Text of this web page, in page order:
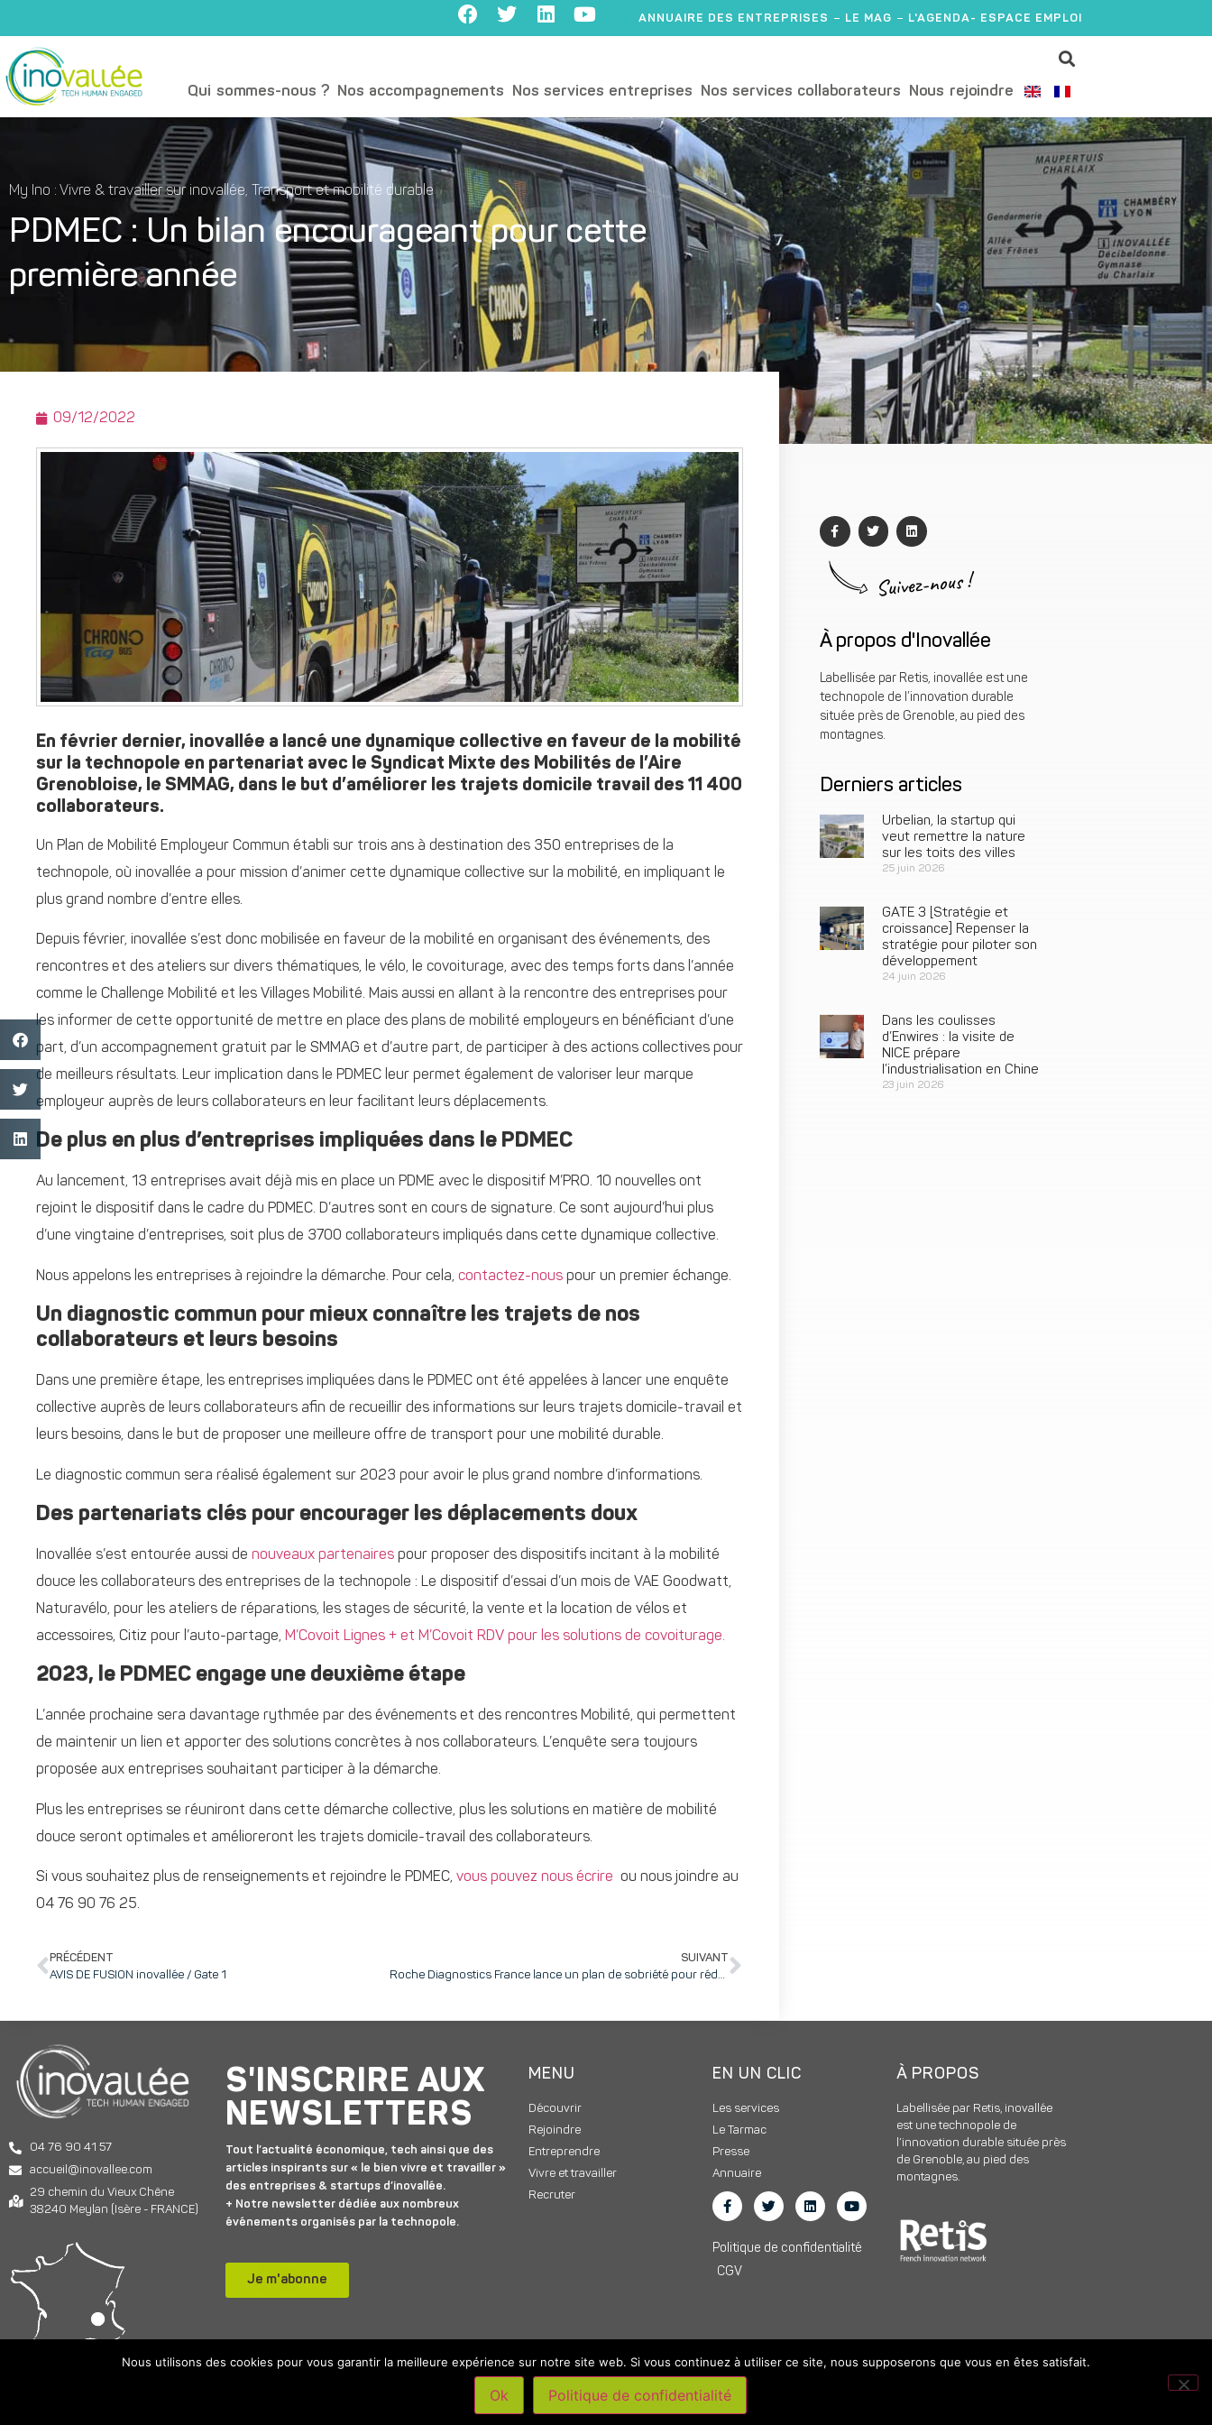
ANNUAIRE DES ENTREPRISES LE MAG L'AGENDA- ESPACE EMPLOI
Qui sommes-nous ? Nos accompagnements Nos services entreprises Nos services collaborateurs Nous rejoindre
My Ino : Vivre & travailler sur inovallée, Transport et mobilité durable
PDMEC : Un bilan encourageant pour cette
première année
09/12/2022
En février dernier, inovallée a lancé une dynamique collective en faveur de la mobilité
sur la technopole en partenariat avec le Syndicat Mixte des Mobilités de l’Aire
Grenobloise, le SMMAG, dans le but d’améliorer les trajets domicile travail des 11 400
collaborateurs.
Un Plan de Mobilité Employeur Commun établi sur trois ans à destination des 350 entreprises de la
technopole, où inovallée a pour mission d’animer cette dynamique collective sur la mobilité, en impliquant le
plus grand nombre d’entre elles.
Depuis février, inovallée s’est donc mobilisée en faveur de la mobilité en organisant des événements, des
rencontres et des ateliers sur divers thématiques, le vélo, le covoiturage, avec des temps forts dans l’année
comme le Challenge Mobilité et les Villages Mobilité. Mais aussi en allant à la rencontre des entreprises pour
les informer de cette opportunité de mettre en place des plans de mobilité employeurs en bénéficiant d’une
part, d’un accompagnement gratuit par le SMMAG et d’autre part, de participer à des actions collectives pour
de meilleurs résultats. Leur implication dans le PDMEC leur permet également de valoriser leur marque
employeur auprès de leurs collaborateurs en leur facilitant leurs déplacements.
De plus en plus d’entreprises impliquées dans le PDMEC
Au lancement, 13 entreprises avait déjà mis en place un PDME avec le dispositif M’PRO. 10 nouvelles ont
rejoint le dispositif dans le cadre du PDMEC. D’autres sont en cours de signature. Ce sont aujourd’hui plus
d’une vingtaine d’entreprises, soit plus de 3700 collaborateurs impliqués dans cette dynamique collective.
Nous appelons les entreprises à rejoindre la démarche. Pour cela, contactez-nous pour un premier échange.
Un diagnostic commun pour mieux connaître les trajets de nos
collaborateurs et leurs besoins
Dans une première étape, les entreprises impliquées dans le PDMEC ont été appelées à lancer une enquête
collective auprès de leurs collaborateurs afin de recueillir des informations sur leurs trajets domicile-travail et
leurs besoins, dans le but de proposer une meilleure offre de transport pour une mobilité durable.
Le diagnostic commun sera réalisé également sur 2023 pour avoir le plus grand nombre d’informations.
Des partenariats clés pour encourager les déplacements doux
Inovallée s’est entourée aussi de nouveaux partenaires pour proposer des dispositifs incitant à la mobilité
douce les collaborateurs des entreprises de la technopole : Le dispositif d’essai d’un mois de VAE Goodwatt,
Naturavélo, pour les ateliers de réparations, les stages de sécurité, la vente et la location de vélos et
accessoires, Citiz pour l’auto-partage, M’Covoit Lignes + et M’Covoit RDV pour les solutions de covoiturage.
2023, le PDMEC engage une deuxième étape
L’année prochaine sera davantage rythmée par des événements et des rencontres Mobilité, qui permettent
de maintenir un lien et apporter des solutions concrètes à nos collaborateurs. L’enquête sera toujours
proposée aux entreprises souhaitant participer à la démarche.
Plus les entreprises se réuniront dans cette démarche collective, plus les solutions en matière de mobilité
douce seront optimales et amélioreront les trajets domicile-travail des collaborateurs.
Si vous souhaitez plus de renseignements et rejoindre le PDMEC, vous pouvez nous écrire ou nous joindre au
04 76 90 76 25.
PRÉCÉDENT
AVIS DE FUSION inovallée / Gate 1
SUIVANT
Suivez-nous !
À propos d'Inovallée
Labellisée par Retis, inovallée est une
technopole de l’innovation durable
située près de Grenoble, au pied des
montagnes.
Derniers articles
Urbelian, la startup qui
veut remettre la nature
sur les toits des villes
25 juin 2026
GATE 3 [Stratégie et
croissance] Repenser la
stratégie pour piloter son
développement
24 juin 2026
Dans les coulisses
d’Enwires : la visite de
NICE prépare
l’industrialisation en Chine
23 juin 2026
04 76 90 41 57
accueil@inovallee.com
29 chemin du Vieux Chêne
38240 Meylan (Isère - FRANCE)
S'INSCRIRE AUX
NEWSLETTERS
Tout l’actualité économique, tech ainsi que des
articles inspirants sur « le bien vivre et travailler »
des entreprises & startups d’inovallée.
+ Notre newsletter dédiée aux nombreux
événements organisés par la technopole.
Je m'abonne
MENU
Découvrir
Rejoindre
Entreprendre
Vivre et travailler
Recruter
EN UN CLIC
Les services
Le Tarmac
Presse
Annuaire
Politique de confidentialité
CGV
À PROPOS
Labellisée par Retis, inovallée
est une technopole de
l’innovation durable située près
de Grenoble, au pied des
montagnes.
– Tous droits réservés –Mentions légales |Accompagnement digital par Skyloud
Nous utilisons des cookies pour vous garantir la meilleure expérience sur notre site web. Si vous continuez à utiliser ce site, nous supposerons que vous en êtes satisfait.
Ok Politique de confidentialité